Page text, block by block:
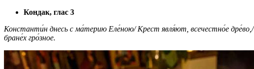
Кондак, глас 3
Константи́н днесь с ма́терию Еле́ною/ Крест явля́ют, всечестно́е
бране́х гро́зное.